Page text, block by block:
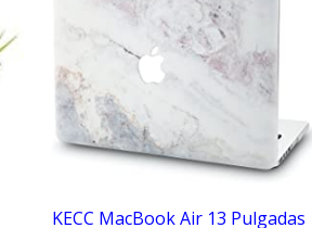
KECC MacBook Air 13 Pulgadas